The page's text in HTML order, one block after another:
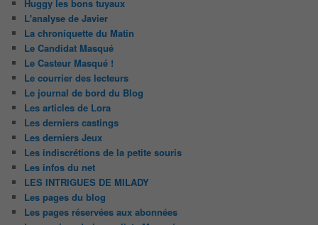
Huggy les bons tuyaux
L'analyse de Javier
La chroniquette du Matin
Le Candidat Masqué
Le Casteur Masqué !
Le courrier des lecteurs
Le journal de bord du Blog
Les articles de Lora
Les derniers castings
Les derniers Jeux
Les indiscrétions de la petite souris
Les infos du net
LES INTRIGUES DE MILADY
Les pages du blog
Les pages réservées aux abonnées